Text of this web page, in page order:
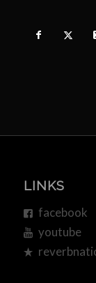
LINKS
facebook
youtube